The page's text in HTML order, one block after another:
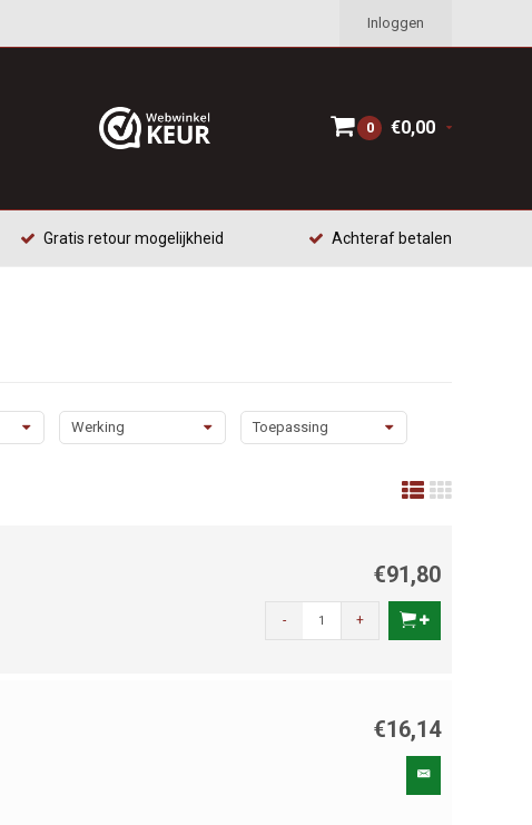
Inloggen
0 €0,00
Gratis retour mogelijkheid Achteraf betalen
Werking Toepassing
€91,80
- +
€16,14